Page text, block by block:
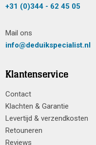
+31 (0)344 - 62 45 05
Mail ons
info@deduikspecialist.nl
Klantenservice
Contact
Klachten & Garantie
Levertijd & verzendkosten
Retouneren
Reviews